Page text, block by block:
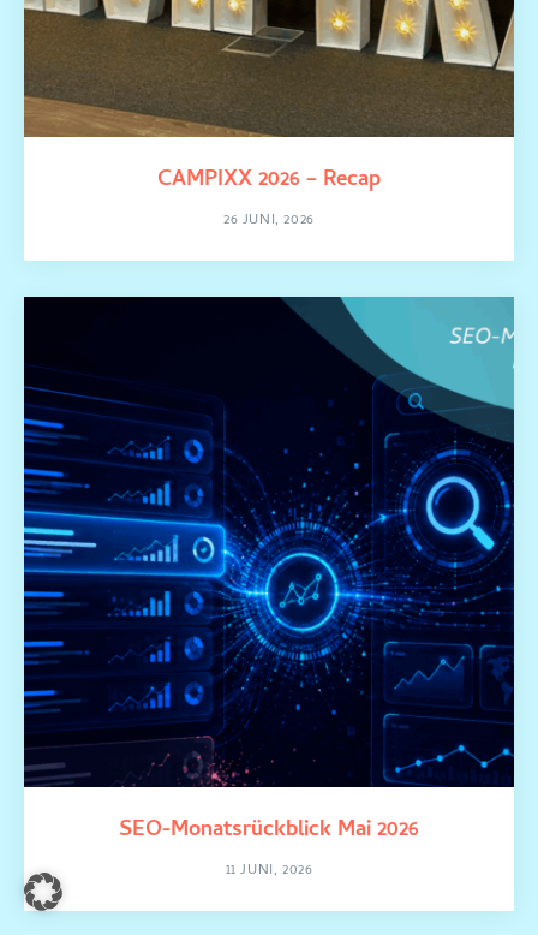
CAMPIXX 2026 – Recap
26 JUNI, 2026
SEO-Monatsrückblick Mai 2026
11 JUNI, 2026